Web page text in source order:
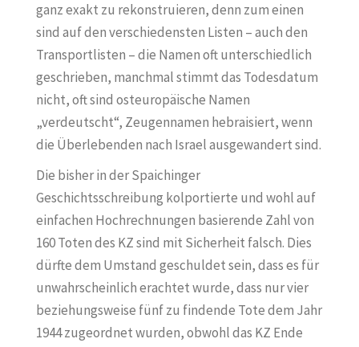
ganz exakt zu rekonstruieren, denn zum einen
sind auf den verschiedensten Listen – auch den
Transportlisten – die Namen oft unterschiedlich
geschrieben, manchmal stimmt das Todesdatum
nicht, oft sind osteuropäische Namen
„verdeutscht“, Zeugennamen hebraisiert, wenn
die Überlebenden nach Israel ausgewandert sind.
Die bisher in der Spaichinger
Geschichtsschreibung kolportierte und wohl auf
einfachen Hochrechnungen basierende Zahl von
160 Toten des KZ sind mit Sicherheit falsch. Dies
dürfte dem Umstand geschuldet sein, dass es für
unwahrscheinlich erachtet wurde, dass nur vier
beziehungsweise fünf zu findende Tote dem Jahr
1944 zugeordnet wurden, obwohl das KZ Ende